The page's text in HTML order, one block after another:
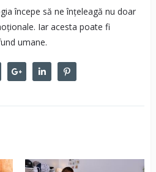
începe să ne înțeleagă nu doar
Iar acesta poate fi
umane.